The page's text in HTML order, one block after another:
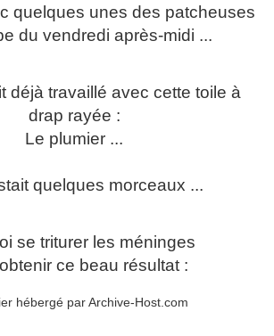
quelques unes des patcheuses
du vendredi après-midi ...
déjà travaillé avec cette toile à
drap rayée :
Le plumier ...
quelques morceaux ...
se triturer les méninges
ce beau résultat :